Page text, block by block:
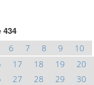
434
6 7 8 9
10
17 18 19
20
27 28 29
30